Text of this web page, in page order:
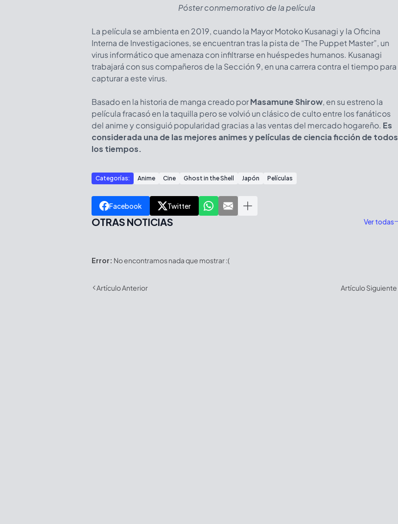
Póster conmemorativo de la película
La película se ambienta en 2019, cuando la Mayor Motoko Kusanagi y la Oficina
Interna de Investigaciones, se encuentran tras la pista de “The Puppet Master”, un
virus informático que amenaza con infiltrarse en huéspedes humanos. Kusanagi
trabajará con sus compañeros de la Sección 9, en una carrera contra el tiempo para
capturar a este virus.
Basado en la historia de manga creado porMasamune Shirow, en su estreno la
película fracasó en la taquilla pero se volvió un clásico de culto entre los fanáticos
del anime y consiguió popularidad gracias a las ventas del mercado hogareño. Es
considerada una de las mejores animes y películas de ciencia ficción de todos
los tiempos.
Categorías: Anime Cine Ghost in the Shell Japón Películas
Facebook Twitter
OTRAS NOTICIAS Ver todas
Error: No encontramos nada que mostrar :(
Artículo Anterior Artículo Siguiente